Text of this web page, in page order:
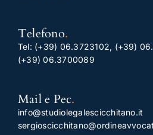
Telefono.
Tel: (+39) 06.3723102, (+39)
(+39) 06.3700089
Mail e Pec.
info@studiolegalescicchitano.it